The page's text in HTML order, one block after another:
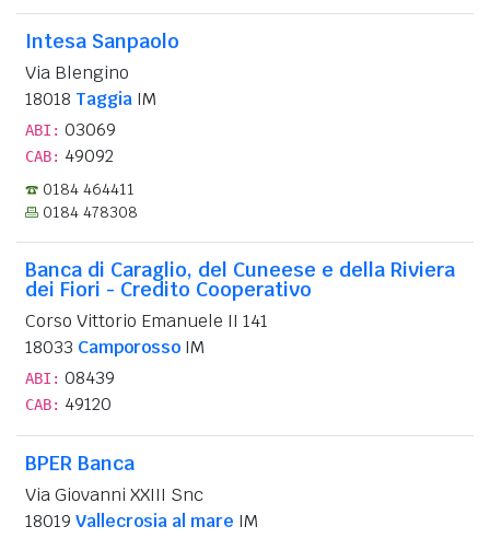
Intesa Sanpaolo
Via Blengino
18018 Taggia IM
ABI: 03069
CAB: 49092
0184 464411
0184 478308
Banca di Caraglio, del Cuneese e della Riviera
dei Fiori - Credito Cooperativo
Corso Vittorio Emanuele II 141
18033 Camporosso IM
ABI: 08439
CAB: 49120
BPER Banca
Via Giovanni XXIII Snc
18019 Vallecrosia al mare IM